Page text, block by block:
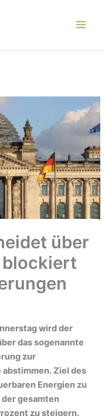
über
blockiert
wird der
das sogenannte
zur
Ziel des
Energien zu
gesamten
zu steigern.